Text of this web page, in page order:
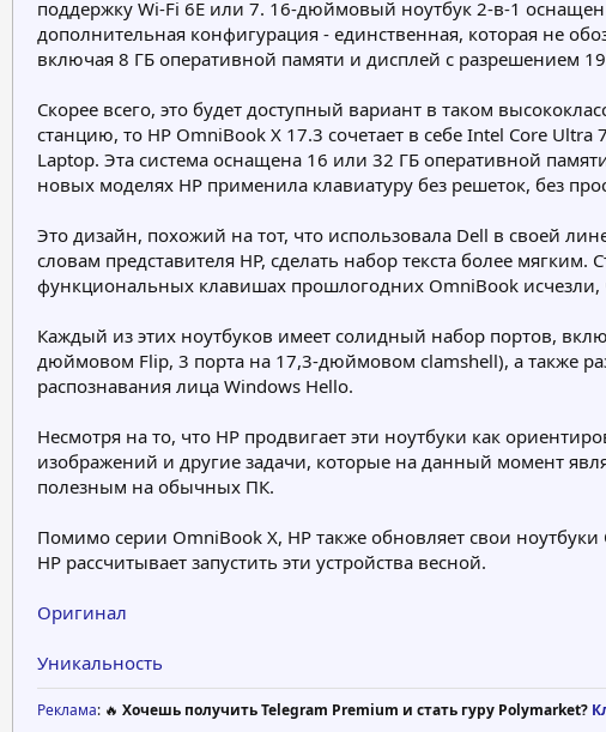
поддержку Wi-Fi 6E или 7. 16-дюймовый ноутбук 2-в-1
дополнительная конфигурация - единственная, которая не
включая 8 ГБ оперативной памяти и дисплей с разрешением
Скорее всего, это будет доступный вариант в таком
станцию, то HP OmniBook X 17.3 сочетает в себе Intel Core
Laptop. Эта система оснащена 16 или 32 ГБ оперативной
новых моделях HP применила клавиатуру без решеток, без
Это дизайн, похожий на тот, что использовала Dell в своей
словам представителя HP, сделать набор текста более
функциональных клавишах прошлогодних OmniBook
Каждый из этих ноутбуков имеет солидный набор портов,
дюймовом Flip, 3 порта на 17,3-дюймовом clamshell), а также
распознавания лица Windows Hello.
Несмотря на то, что HP продвигает эти ноутбуки как
изображений и другие задачи, которые на данный момент
полезным на обычных ПК.
Помимо серии OmniBook X, HP также обновляет свои
HP рассчитывает запустить эти устройства весной.
Оригинал
Уникальность
Реклама: 🔥 Хочешь получить Telegram Premium и стать гуру Polymarket?